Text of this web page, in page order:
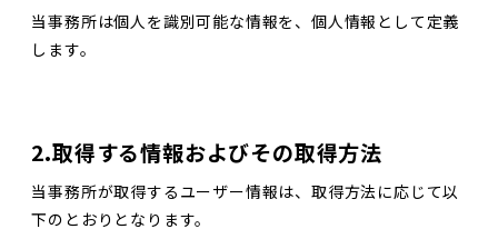
当事務所は個人を識別可能な情報を、個人情報として定義
します。
2.取得する情報およびその取得方法
当事務所が取得するユーザー情報は、取得方法に応じて以
下のとおりとなります。